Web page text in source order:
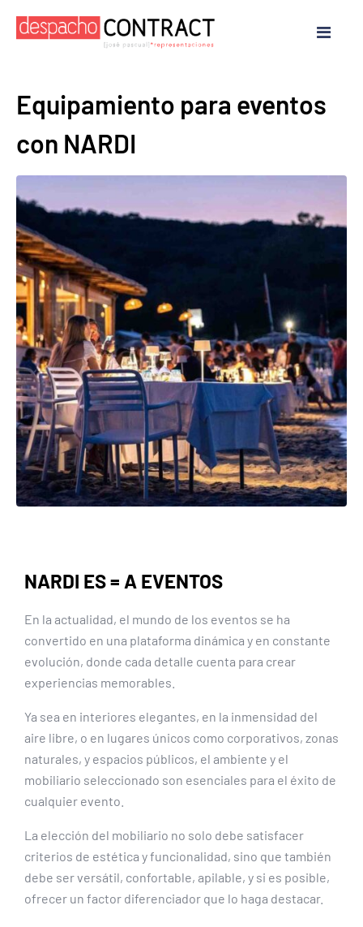
Equipamiento para eventos
con NARDI
NARDI ES = A EVENTOS
En la actualidad, el mundo de los eventos se ha
convertido en una plataforma dinámica y en constante
evolución, donde cada detalle cuenta para crear
experiencias memorables.
Ya sea en interiores elegantes, en la inmensidad del
aire libre, o en lugares únicos como corporativos, zonas
naturales, y espacios públicos, el ambiente y el
mobiliario seleccionado son esenciales para el éxito de
cualquier evento.
La elección del mobiliario no solo debe satisfacer
criterios de estética y funcionalidad, sino que también
debe ser versátil, confortable, apilable, y si es posible,
ofrecer un factor diferenciador que lo haga destacar.